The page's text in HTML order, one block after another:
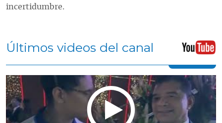
incertidumbre.
Últimos videos del canal